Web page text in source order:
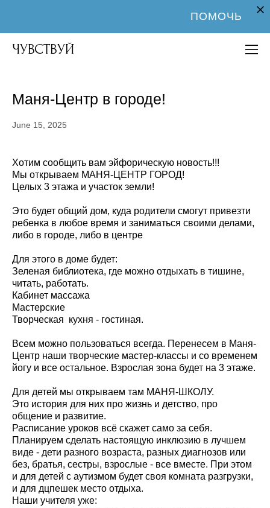
ПОМОЧЬ
ЧУВСТВУЙ
June 15, 2025
Маня-Центр в городе!
Хотим сообщить вам эйфорическую новость!!!
Мы открываем МАНЯ-ЦЕНТР ГОРОД!
Целых 3 этажа и участок земли!
Это будет общий дом, куда родители смогут привезти
ребенка в любое время и заниматься своими делами,
либо в городе, либо в центре
Для этого в доме будет:
Зеленая библиотека, где можно отдыхать в тишине,
читать, работать.
Кабинет массажа
Мастерские
Творческая кухня - гостиная.
Всем можно пользоваться всегда. Перенесем в Маня-
Центр наши творческие мастер-классы и со временем
йогу и все остальное. Взрослая зона будет на 3 этаже.
Для детей мы открываем там МАНЯ-ШКОЛУ.
Это история для них про жизнь и детство, про
общение и развитие.
Расписание уроков всё скажет само за себя.
Планируем сделать настоящую инклюзию в лучшем
виде - дети разного возраста, разных диагнозов или
без, братья, сестры, взрослые - все вместе. При этом
и для детей с аутизмом будет своя комната разгрузки,
и для дцпешек место отдыха.
Наши учителя уже: